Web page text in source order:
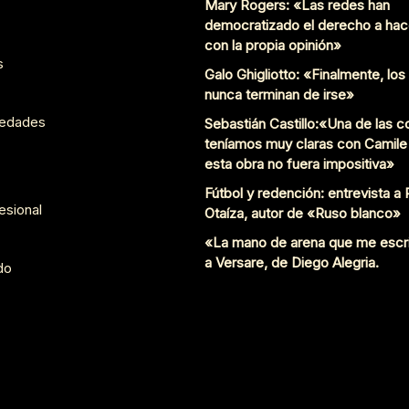
Mary Rogers: «Las redes han
democratizado el derecho a
con la propia opinión»
Galo Ghigliotto: «Finalmente,
nunca terminan de irse»
Sebastián Castillo:«Una de las
teníamos muy claras con
esta obra no fuera impositiva»
Fútbol y redención: entrevista a
Otaíza, autor de «Ruso blanco»
«La mano de arena que me
a Versare, de Diego Alegria.